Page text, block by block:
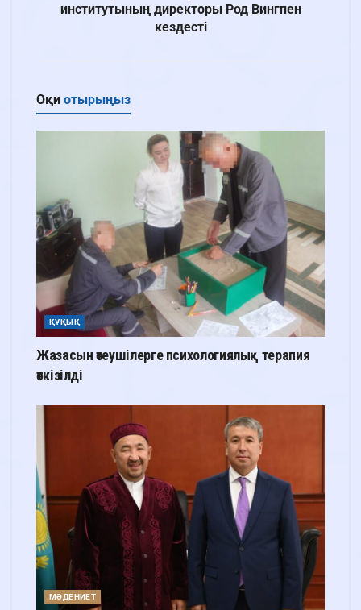
институтының директоры Род Вингпен
кездесті
Оқи отырыңыз
ҚҰҚЫҚ
Жазасын өтеушілерге психологиялық терапия
өткізілді
МӘДЕНИЕТ